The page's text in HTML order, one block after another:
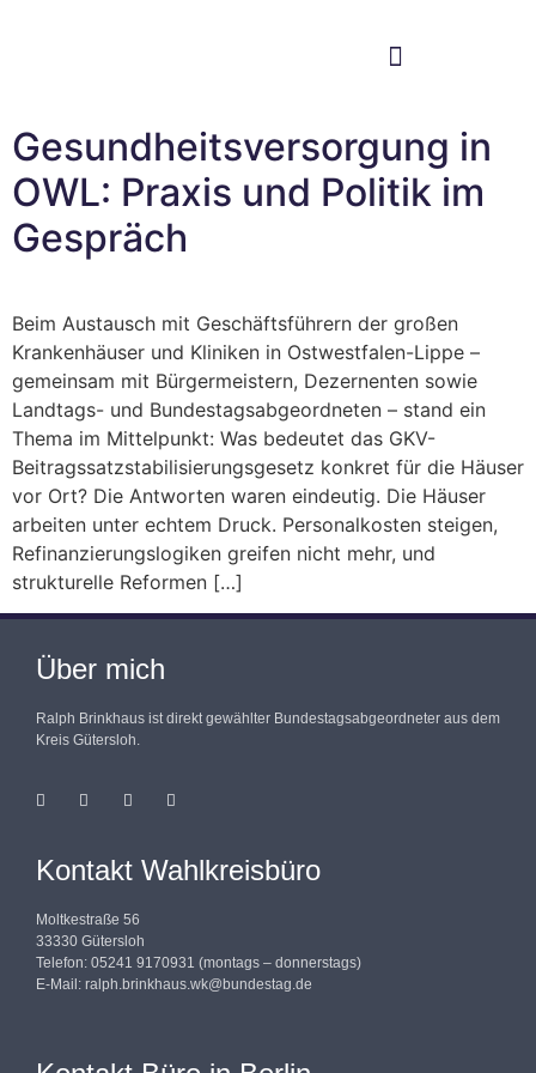
Gesundheitsversorgung in
OWL: Praxis und Politik im
Gespräch
Beim Austausch mit Geschäftsführern der großen
Krankenhäuser und Kliniken in Ostwestfalen-Lippe –
gemeinsam mit Bürgermeistern, Dezernenten sowie
Landtags- und Bundestagsabgeordneten – stand ein
Thema im Mittelpunkt: Was bedeutet das GKV-
Beitragssatzstabilisierungsgesetz konkret für die Häuser
vor Ort? Die Antworten waren eindeutig. Die Häuser
arbeiten unter echtem Druck. Personalkosten steigen,
Refinanzierungslogiken greifen nicht mehr, und
strukturelle Reformen […]
Über mich
Ralph Brinkhaus ist direkt gewählter Bundestagsabgeordneter aus dem
Kreis Gütersloh.
Kontakt Wahlkreisbüro
Moltkestraße 56
33330 Gütersloh
Telefon: 05241 9170931 (montags – donnerstags)
E-Mail: ralph.brinkhaus.wk@bundestag.de